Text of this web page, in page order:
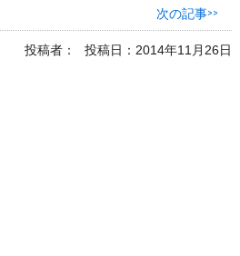
次の記事>>
投稿者： 投稿日：2014年11月26日